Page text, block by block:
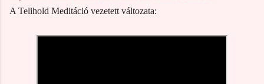
A Telihold Meditáció vezetett változata: